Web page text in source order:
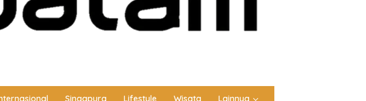
Singapura Lifestyle Wisata Lainnya